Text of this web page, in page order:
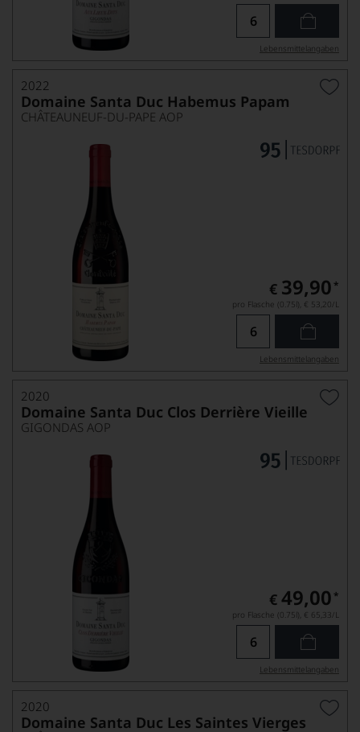
Lebensmittel­angaben
2022
Domaine Santa Duc Habemus Papam
CHÂTEAUNEUF-DU-PAPE AOP
€ 39,90 *
pro Flasche (0.75l), € 53,20/L
Lebensmittel­angaben
2020
Domaine Santa Duc Clos Derrière Vieille
GIGONDAS AOP
€ 49,00 *
pro Flasche (0.75l), € 65,33/L
Lebensmittel­angaben
2020
Domaine Santa Duc Les Saintes Vierges